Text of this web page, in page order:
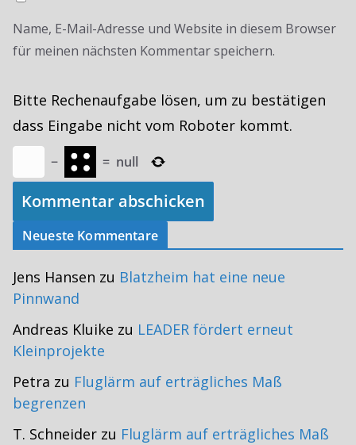
Name, E-Mail-Adresse und Website in diesem Browser
für meinen nächsten Kommentar speichern.
Bitte Rechenaufgabe lösen, um zu bestätigen
dass Eingabe nicht vom Roboter kommt.
− = null
Neueste Kommentare
Jens Hansen zu Blatzheim hat eine neue
Pinnwand
Andreas Kluike zu LEADER fördert erneut
Kleinprojekte
Petra zu Fluglärm auf erträgliches Maß
begrenzen
T. Schneider zu Fluglärm auf erträgliches Maß